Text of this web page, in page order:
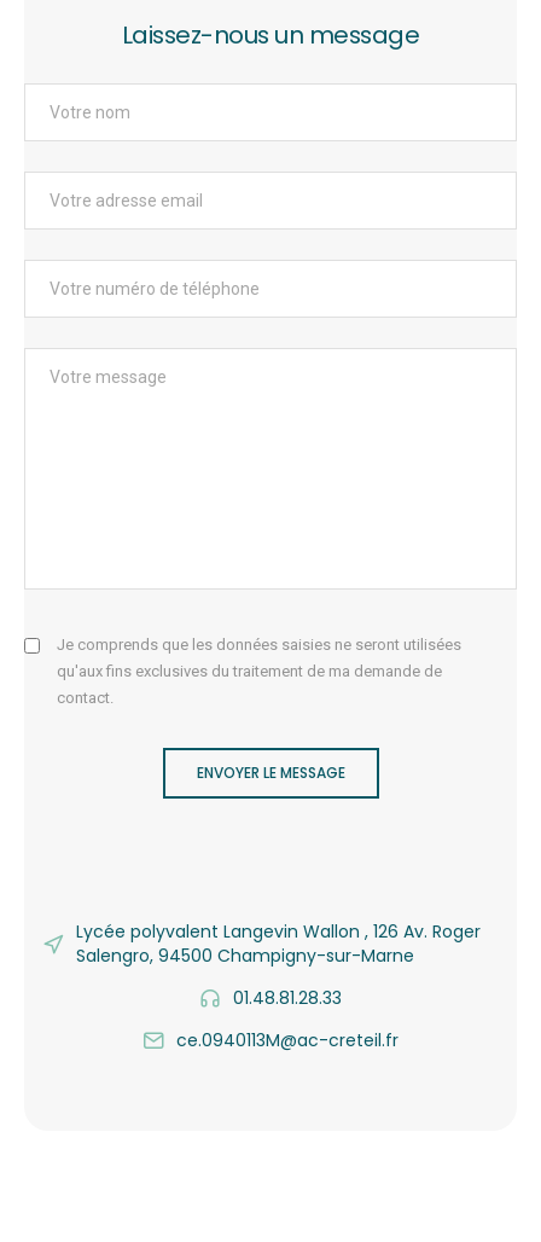
Laissez-nous un message
Je comprends que les données saisies ne seront utilisées
qu'aux fins exclusives du traitement de ma demande de
contact.
ENVOYER LE MESSAGE
Lycée polyvalent Langevin Wallon , 126 Av. Roger
Salengro, 94500 Champigny-sur-Marne
01.48.81.28.33
ce.0940113M@ac-creteil.fr